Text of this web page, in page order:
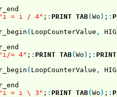
"i = i / 4" ; : PRINT TAB(Wo ) ; :
( LoopCounterValue ,
"i/= 4" ; : PRINT TAB(Wo ) ; :
( LoopCounterValue ,
"i = i \ 3" ; : PRINT TAB(Wo ) ; :